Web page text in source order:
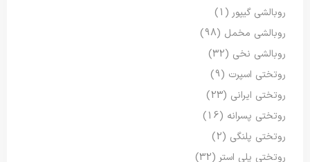
روبالشی گیپور (1)
روبالشی مخمل (98)
روبالشی نخی (32)
روتختی اسپرت (9)
روتختی ایرانی (23)
روتختی پسرانه (16)
روتختی پلنگی (2)
روتختی پلی استر (32)